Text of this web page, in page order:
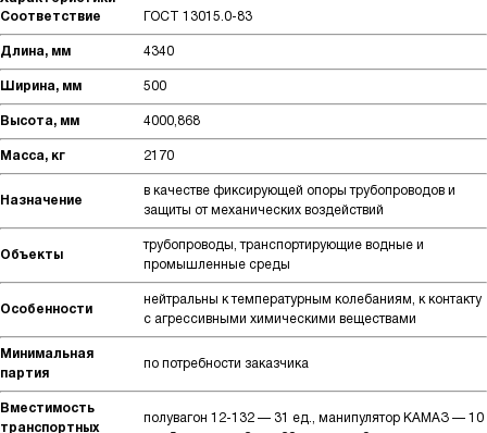
Соответствие
ГОСТ 13015.0-83
Длина, мм 4340
Ширина, мм 500
Высота, мм 4000,868
Масса, кг 2170
Назначение
в качестве фиксирующей опоры трубопроводов и
защиты от механических воздействий
Объекты
трубопроводы, транспортирующие водные и
промышленные среды
Особенности
нейтральны к температурным колебаниям, к контакту
с агрессивными химическими веществами
Минимальная
партия
по потребности заказчика
Вместимость
транспортных
полувагон 12-132 — 31 ед., манипулятор КАМАЗ — 10